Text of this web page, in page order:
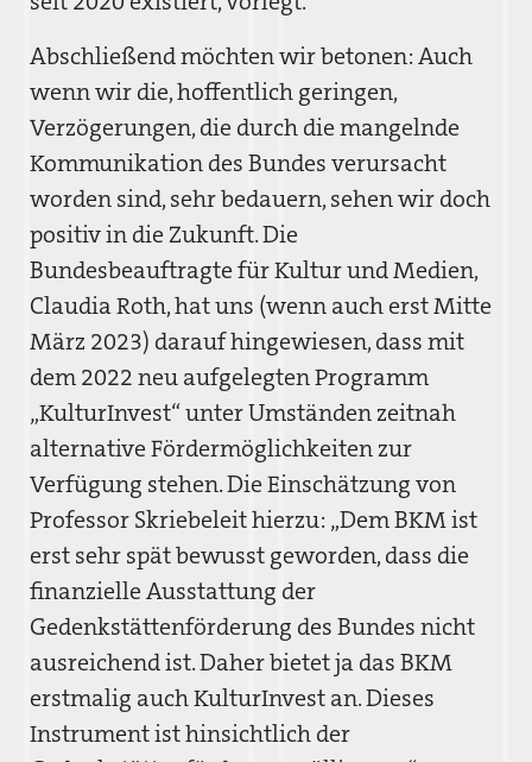
Abschließend möchten wir betonen: Auch
wenn wir die, hoffentlich geringen,
Verzögerungen, die durch die mangelnde
Kommunikation des Bundes verursacht
worden sind, sehr bedauern, sehen wir doch
positiv in die Zukunft. Die
Bundesbeauftragte für Kultur und Medien,
Claudia Roth, hat uns (wenn auch erst Mitte
März 2023) darauf hingewiesen, dass mit
dem 2022 neu aufgelegten Programm
„KulturInvest“ unter Umständen zeitnah
alternative Fördermöglichkeiten zur
Verfügung stehen. Die Einschätzung von
Professor Skriebeleit hierzu: „Dem BKM ist
erst sehr spät bewusst geworden, dass die
finanzielle Ausstattung der
Gedenkstättenförderung des Bundes nicht
ausreichend ist. Daher bietet ja das BKM
erstmalig auch KulturInvest an. Dieses
Instrument ist hinsichtlich der